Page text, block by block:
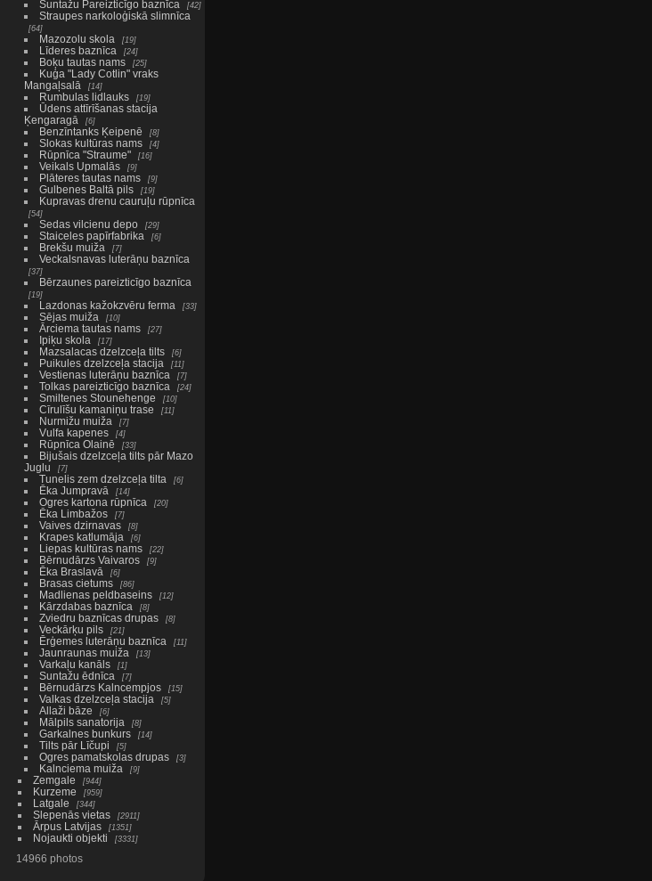
Suntažu Pareizticīgo baznīca 42
Straupes narkoloģiskā slimnīca
64
Mazozolu skola 19
Līderes baznīca 24
Boķu tautas nams 25
Kuģa "Lady Cotlin" vraks
Mangaļsalā
14
Rumbulas lidlauks 19
Ūdens attīrīšanas stacija
Ķengaragā
6
Benzīntanks Ķeipenē 8
Slokas kultūras nams 4
Rūpnīca "Straume" 16
Veikals Upmalās 9
Plāteres tautas nams 9
Gulbenes Baltā pils 19
Kupravas drenu cauruļu rūpnīca
54
Sedas vilcienu depo 29
Staiceles papīrfabrika 6
Brekšu muiža 7
Veckalsnavas luterāņu baznīca
37
Bērzaunes pareizticīgo baznīca
19
Lazdonas kažokzvēru ferma 33
Sējas muiža 10
Ārciema tautas nams 27
Ipiķu skola 17
Mazsalacas dzelzceļa tilts 6
Puikules dzelzceļa stacija 11
Vestienas luterāņu baznīca 7
Tolkas pareizticīgo baznīca 24
Smiltenes Stounehenge 10
Cīrulīšu kamaniņu trase 11
Nurmižu muiža 7
Vulfa kapenes 4
Rūpnīca Olainē 33
Bijušais dzelzceļa tilts pār Mazo
Juglu
7
Tunelis zem dzelzceļa tilta 6
Ēka Jumpravā 14
Ogres kartona rūpnīca 20
Ēka Limbažos 7
Vaives dzirnavas 8
Krapes katlumāja 6
Liepas kultūras nams 22
Bērnudārzs Vaivaros 9
Ēka Braslavā 6
Brasas cietums 86
Madlienas peldbaseins 12
Kārzdabas baznīca 8
Zviedru baznīcas drupas 8
Veckārķu pils 21
Ērģemes luterāņu baznīca 11
Jaunraunas muiža 13
Varkaļu kanāls 1
Suntažu ēdnīca 7
Bērnudārzs Kalncempjos 15
Valkas dzelzceļa stacija 5
Allaži bāze 6
Mālpils sanatorija 8
Garkalnes bunkurs 14
Tilts pār Līčupi 5
Ogres pamatskolas drupas 3
Kalnciema muiža 9
Zemgale 944
Kurzeme 959
Latgale 344
Slepenās vietas 2911
Ārpus Latvijas 1351
Nojaukti objekti 3331
14966 photos